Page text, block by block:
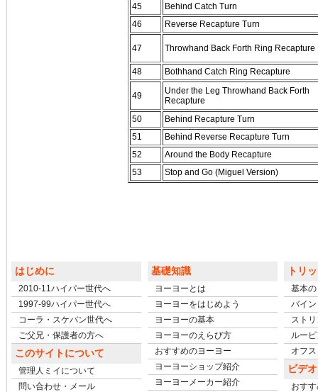
45
Behind Catch Turn
46
Reverse Recapture Turn
47 Throwhand Back Forth Ring Recapture
48 Bothhand Catch Ring Recapture
49
Under the Leg Throwhand Back Forth
Recapture
50
Behind Recapture Turn
51
Behind Reverse Recapture Turn
52
Around the Body Recapture
53
Stop and Go (Miguel Version)
はじめに
2010-11ハイパー世代へ
1997-99ハイパー世代へ
コーラ・スケバン世代へ
ご父兄・保護者の方へ
このサイトについて
管理人ミイについて
問い合わせ・メール
基礎知識
ヨーヨーとは
ヨーヨーをはじめよう
ヨーヨーの基本
ヨーヨーのえらび方
おすすめのヨーヨー
ヨーヨーショップ紹介
ヨーヨーメーカー紹介
トリ
基本
バイ
スト
ルー
オフ
ビデ
おす